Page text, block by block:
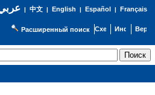
| 中文| English | Español | Français
Расширенный поиск